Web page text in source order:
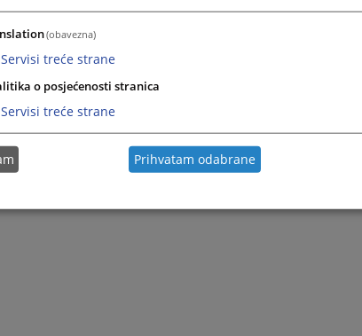
(obavezna)
Servisi treće strane
o posjećenosti stranica
Servisi treće strane
Prihvatam odabrane